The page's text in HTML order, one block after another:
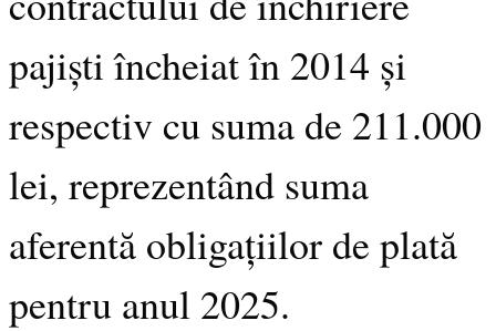
pajiști încheiat în 2014 și
respectiv cu suma de 211.000
lei, reprezentând suma
aferentă obligațiilor de plată
pentru anul 2025.